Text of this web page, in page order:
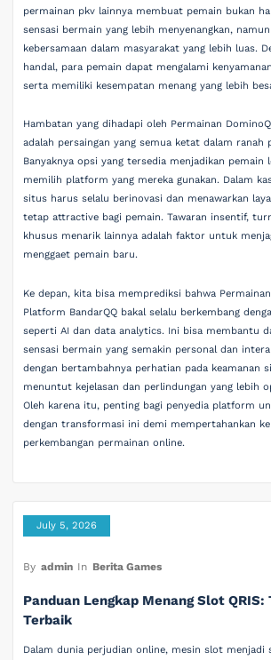
permainan pkv lainnya membuat pemain bukan
sensasi bermain yang lebih menyenangkan,
kebersamaan dalam masyarakat yang lebih luas.
handal, para pemain dapat mengalami
serta memiliki kesempatan menang yang lebih
Hambatan yang dihadapi oleh Permainan
adalah persaingan yang semua ketat dalam ranah
Banyaknya opsi yang tersedia menjadikan pemain
memilih platform yang mereka gunakan. Dalam
situs harus selalu berinovasi dan menawarkan
tetap attractive bagi pemain. Tawaran insentif,
khusus menarik lainnya adalah faktor untuk
menggaet pemain baru.
Ke depan, kita bisa memprediksi bahwa
Platform BandarQQ bakal selalu berkembang
seperti AI dan data analytics. Ini bisa membantu
sensasi bermain yang semakin personal dan
dengan bertambahnya perhatian pada keamanan
menuntut kejelasan dan perlindungan yang lebih
Oleh karena itu, penting bagi penyedia platform
dengan transformasi ini demi mempertahankan
perkembangan permainan online.
July 5, 2026
By admin In Berita Games
Panduan Lengkap Menang Slot QRIS:
Terbaik
Dalam dunia perjudian online, mesin slot menjadi